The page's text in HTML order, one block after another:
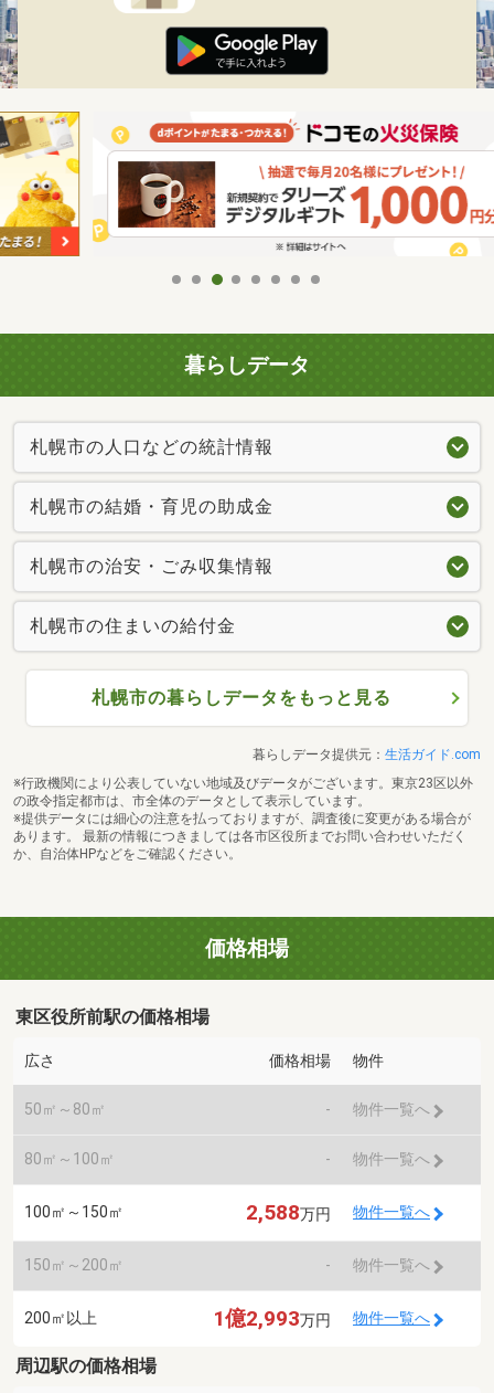
暮らしデータ
札幌市の人口などの統計情報
札幌市の結婚・育児の助成金
札幌市の治安・ごみ収集情報
札幌市の住まいの給付金
札幌市の暮らしデータをもっと見る
暮らしデータ提供元： 生活ガイド.com
※行政機関により公表していない地域及びデータがございます。東京23区以外
の政令指定都市は、市全体のデータとして表示しています。
※提供データには細心の注意を払っておりますが、調査後に変更がある場合が
あります。 最新の情報につきましては各市区役所までお問い合わせいただく
か、自治体HPなどをご確認ください。
価格相場
東区役所前駅の価格相場
広さ 価格相場 物件
50㎡～80㎡ - 物件一覧へ
80㎡～100㎡ - 物件一覧へ
100㎡～150㎡ 2,588万円 物件一覧へ
150㎡～200㎡ - 物件一覧へ
200㎡以上 1億2,993万円 物件一覧へ
周辺駅の価格相場